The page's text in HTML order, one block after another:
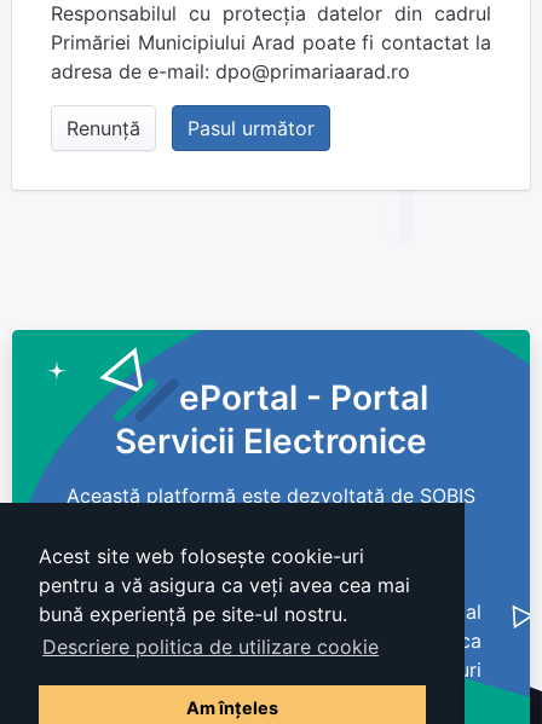
Acest site web folosește cookie-uri
pentru a vă asigura ca veți avea cea mai
bună experiență pe site-ul nostru.
Descriere politica de utilizare cookie
Am înțeles
Responsabilul cu protecția datelor din cadrul
Primăriei Municipiului Arad poate fi contactat la
adresa de e-mail: dpo@primariaarad.ro
Renunță Pasul următor
ePortal - Portal
Servicii Electronice
Această platformă este dezvoltată de SOBIS
Informații privind nivelul de acesibilitate al
site-ului Politica de confidentialitate
Politica
de cookie-uri